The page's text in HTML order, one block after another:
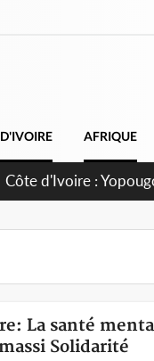
AFRIQUE
Côte d'Ivoire :
La santé
Solidarité